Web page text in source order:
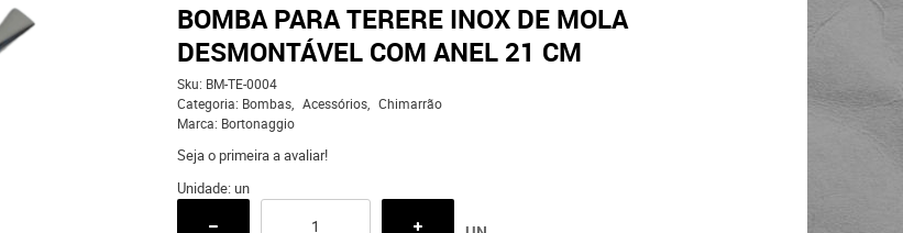
BOMBA PARA TERERE INOX DE MOLA
DESMONTÁVEL COM ANEL 21 CM
Sku: BM-TE-0004
Categoria: Bombas Acessórios
Chimarrão
Marca: Bortonaggio
Seja o primeira a avaliar!
Unidade: un